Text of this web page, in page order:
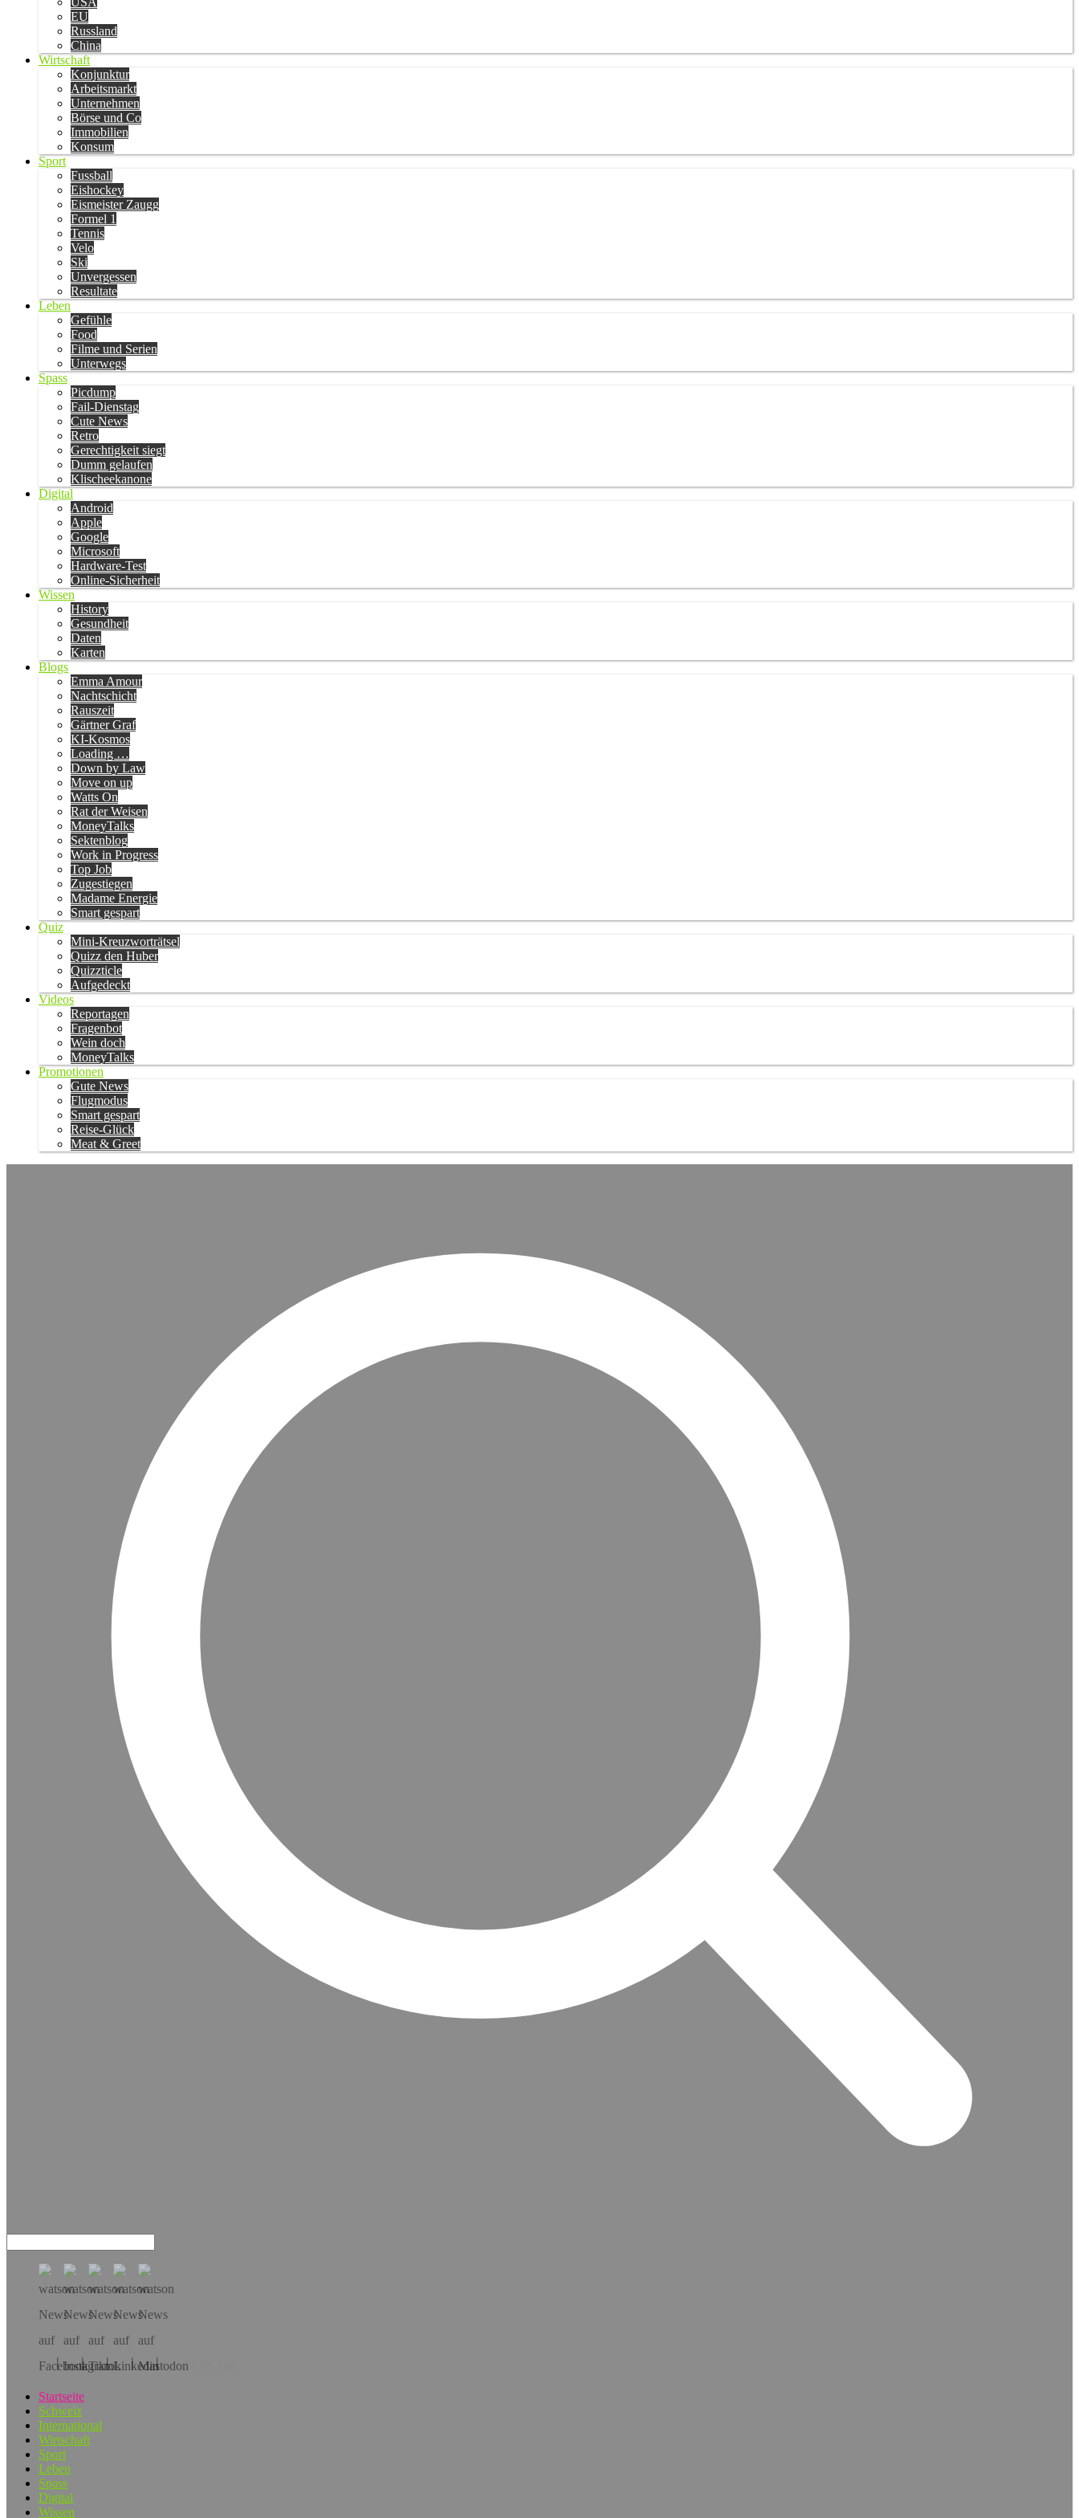
EU
Russland
China
Wirtschaft
Konjunktur
Arbeitsmarkt
Unternehmen
Börse und Co
Immobilien
Konsum
Sport
Fussball
Eishockey
Eismeister Zaugg
Formel 1
Tennis
Velo
Ski
Unvergessen
Resultate
Leben
Gefühle
Food
Filme und Serien
Unterwegs
Spass
Picdump
Fail-Dienstag
Cute News
Retro
Gerechtigkeit siegt
Dumm gelaufen
Klischeekanone
Digital
Android
Apple
Google
Microsoft
Hardware-Test
Online-Sicherheit
Wissen
History
Gesundheit
Daten
Karten
Blogs
Emma Amour
Nachtschicht
Rauszeit
Gärtner Graf
KI-Kosmos
Loading …
Down by Law
Move on up
Watts On
Rat der Weisen
MoneyTalks
Sektenblog
Work in Progress
Top Job
Zugestiegen
Madame Energie
Smart gespart
Quiz
Mini-Kreuzworträtsel
Quizz den Huber
Quizzticle
Aufgedeckt
Videos
Reportagen
Fragenbot
Wein doch
MoneyTalks
Promotionen
Gute News
Flugmodus
Smart gespart
Reise-Glück
Meat & Greet
Hol dir die App!
Startseite
Schweiz
International
Wirtschaft
Sport
Leben
Spass
Digital
Wissen